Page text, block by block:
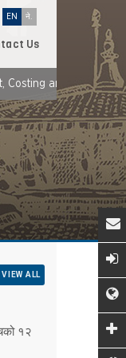
Us
EN ने.
and Financing
VIEW ALL
१२